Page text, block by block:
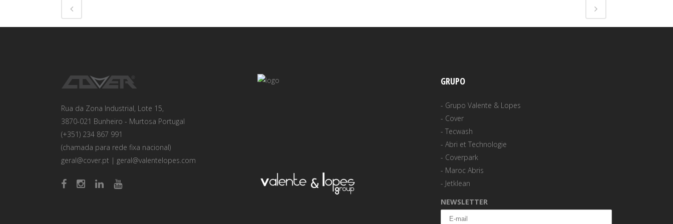
Rua da Zona Industrial, Lote 15,
3870-021 Bunheiro - Murtosa Portugal
(+351) 234 867 991
(chamada para rede fixa nacional)
geral@cover.pt | geral@valentelopes.com
GRUPO
- Grupo Valente & Lopes
- Cover
-Tecwash
-Abri et Technologie
- Coverpark
- Maroc Abris
- Jetklean
NEWSLETTER